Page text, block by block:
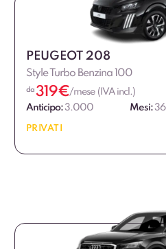
PEUGEOT 208
Style Turbo Benzina 100
da 319€/mese (IVA incl.)
Anticipo:3.000 Mesi:36
PRIVATI